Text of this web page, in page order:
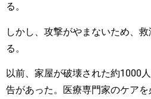
る。
しかし、攻撃がやまないため、
る。
以前、家屋が破壊された約1000
告があった。医療専門家のケアを